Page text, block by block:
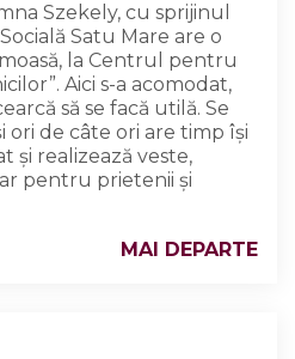
Szekely, cu sprijinul
Satu Mare are o
la Centrul pentru
Aici s-a acomodat,
să se facă utilă. Se
ori de câte ori are timp își
și realizează veste,
pentru prietenii și
MAI DEPARTE